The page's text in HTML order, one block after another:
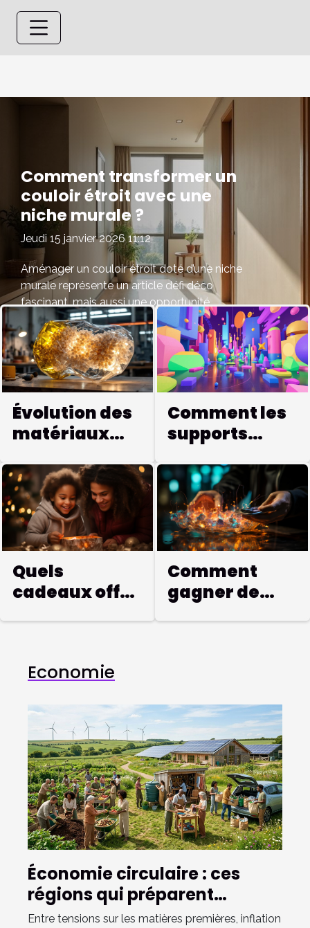
Comment transformer un
couloir étroit avec une
niche murale ?
Jeudi 15 janvier 2026 11:12
Aménager un couloir étroit doté d’une niche
murale représente un article défi déco
fascinant, mais aussi une opportunité
exceptionnelle de transformer cet espace
souvent négligé. Bien pensé, ce lieu de
passage peut devenir un atout charme de la
maison, mêlant fonctionnalité et esthétique.
Découvrez comment exploiter chaque
élégance, en poursuivant la lecture de cet
article. Analyser l’espace et la lumière Pour
murale, il est fondamental de commencer par
prendre des mesures précises de chaque
élément : longueur et largeur du couloir,
profondeur et hauteur de la niche murale.
Cette étape d’optimisation permet de
déterminer les possibilités d’agencement tout
en anticipant les contraintes...
Évolution des
matériaux
l'injection
plastique ?
Comment les
supports
renforcent
l'engagement
client
Quels
cadeaux offrir
Comment
gagner de
Economie
Économie circulaire : ces
régions qui préparent
l’avenir autrement
Entre tensions sur les matières premières, inflation